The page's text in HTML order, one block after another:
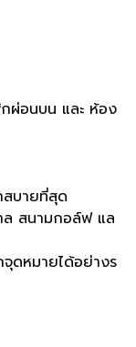
ผ่อนบน และ ห้อง
สบายที่สุด
ล สนามกอล์ฟ แล
ดหมายได้อย่างร